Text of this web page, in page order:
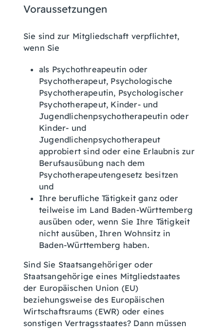
Voraussetzungen
Sie sind zur Mitgliedschaft verpflichtet,
wenn Sie
als Psychothreapeutin oder
Psychotherapeut, Psychologische
Psychotherapeutin, Psychologischer
Psychotherapeut, Kinder- und
Jugendlichenpsychotherapeutin oder
Kinder- und
Jugendlichenpsychotherapeut
approbiert sind oder eine Erlaubnis zur
Berufsausübung nach dem
Psychotherapeutengesetz besitzen
und
Ihre berufliche Tätigkeit ganz oder
teilweise im Land Baden-Württemberg
ausüben oder, wenn Sie Ihre Tätigkeit
nicht ausüben, Ihren Wohnsitz in
Baden-Württemberg haben.
Sind Sie Staatsangehöriger oder
Staatsangehörige eines Mitgliedstaates
der Europäischen Union (EU)
beziehungsweise des Europäischen
Wirtschaftsraums (EWR) oder eines
sonstigen Vertragsstaates? Dann müssen